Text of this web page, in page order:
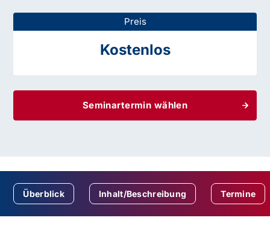
Preis
Kostenlos
Seminartermin wählen
Überblick Inhalt/Beschreibung Termine